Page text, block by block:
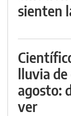
sienten
lluvia de
agosto:
ver